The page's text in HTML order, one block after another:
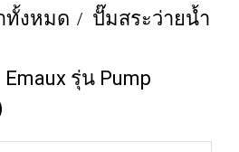
ทั้งหมด
ปั๊มสระว่ายน้ำ
รุ่น Pump